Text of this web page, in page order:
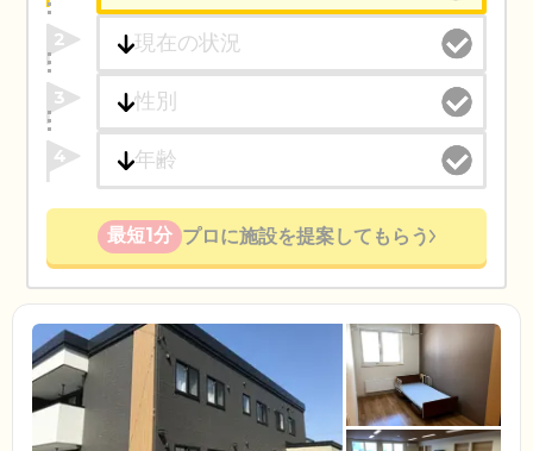
2
3
4
最短1分 プロに施設を提案してもらう